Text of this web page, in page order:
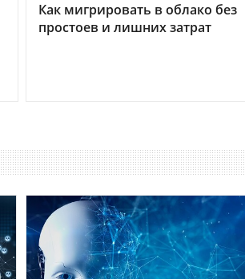
Как мигрировать в облако без
простоев и лишних затрат